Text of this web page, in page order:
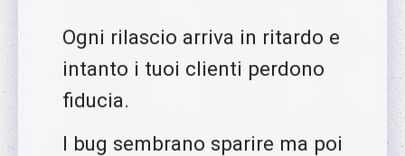
Ogni rilascio arriva in ritardo e
intanto i tuoi clienti perdono
fiducia.
I bug sembrano sparire ma poi